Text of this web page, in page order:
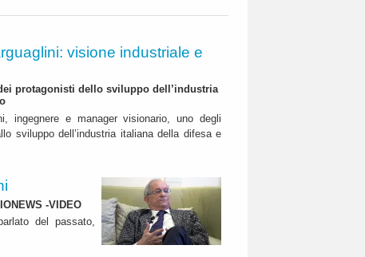
visione industriale e
protagonisti dello sviluppo dell’industria
ingegnere e manager visionario, uno degli
sviluppo dell’industria italiana della difesa e
-VIDEO
del passato,